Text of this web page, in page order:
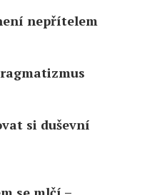
nepřítelem
si duševní